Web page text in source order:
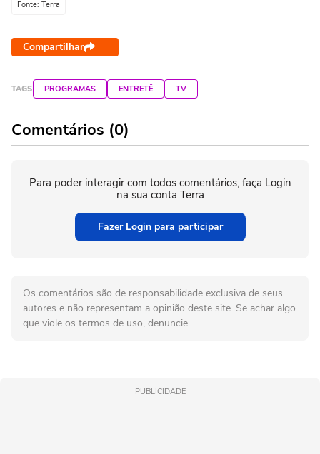
Fonte: Terra
Compartilhar
TAGS PROGRAMAS ENTRETÊ TV
Comentários (0)
Para poder interagir com todos comentários, faça Login
na sua conta Terra
Fazer Login para participar
Os comentários são de responsabilidade exclusiva de seus
autores e não representam a opinião deste site. Se achar algo
que viole os termos de uso, denuncie.
PUBLICIDADE